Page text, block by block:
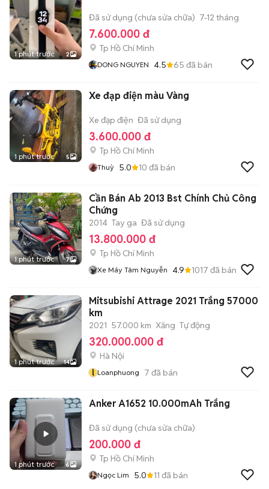
1 phút trước 2
Đã sử dụng (chưa sửa chữa) 7-12 tháng
7.600.000 đ
Tp Hồ Chí Minh
DONG NGUYEN 4.5 65 đã bán
1 phút trước 5
Xe đạp điện màu Vàng
Xe đạp điện Đã sử dụng
3.600.000 đ
Tp Hồ Chí Minh
Thuỳ 5.0 10 đã bán
1 phút trước 7
Cần Bán Ab 2013 Bst Chính Chủ Công
Chứng
2014 Tay ga Đã sử dụng
13.800.000 đ
Tp Hồ Chí Minh
Xe Máy Tâm Nguyễn 4.9 1017 đã bán
1 phút trước 14
Mitsubishi Attrage 2021 Trắng 57000
km
2021 57.000 km Xăng Tự động
320.000.000 đ
Hà Nội
l Loanphuong 7 đã bán
1 phút trước 6
Anker A1652 10.000mAh Trắng
Đã sử dụng (chưa sửa chữa)
200.000 đ
Tp Hồ Chí Minh
Ngọc Lim 5.0 11 đã bán